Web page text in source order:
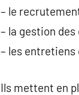
– le
– la gestion
– les entretiens
Ils mettent en